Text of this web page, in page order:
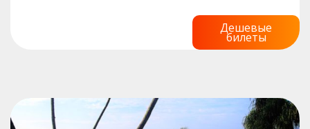
Дешевые
билеты